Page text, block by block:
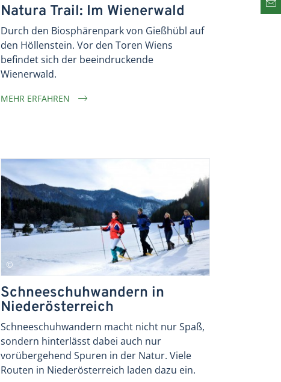
Natura Trail: Im Wienerwald
Durch den Biosphärenpark von Gießhübl auf
den Höllenstein. Vor den Toren Wiens
befindet sich der beeindruckende
Wienerwald.
MEHR ERFAHREN
Schneeschuhwandern in
Niederösterreich
Schneeschuhwandern macht nicht nur Spaß,
sondern hinterlässt dabei auch nur
vorübergehend Spuren in der Natur. Viele
Routen in Niederösterreich laden dazu ein.